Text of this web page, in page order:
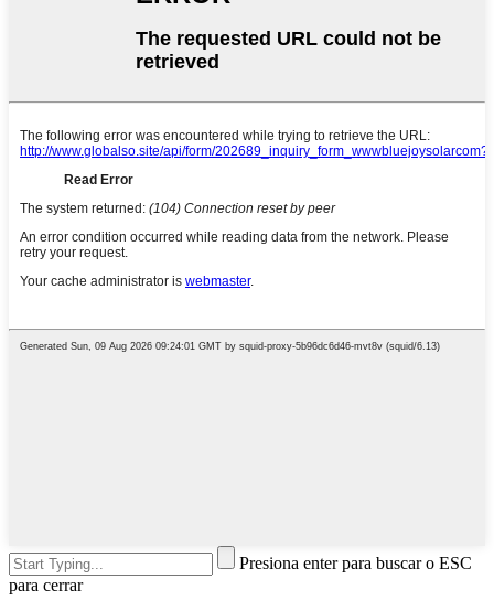
Presiona enter para buscar o ESC
para cerrar